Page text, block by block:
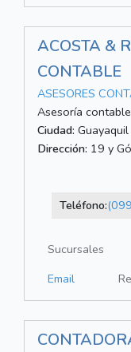
ACOSTA &
CONTABLE
ASESORES
Asesoría
Ciudad: Guayaquil
Dirección: 19 y
Teléfono:
Sucursales
Email